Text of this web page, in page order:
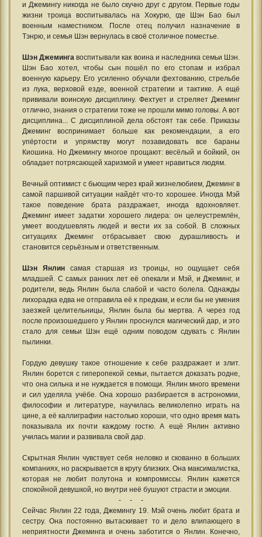
и Джемингу никогда не было скучно друг с другом. Первые годы
жизни троица воспитывалась на Хокурю, где Шэн Бао был
военным наместником. После отец получил назначение в
Тэнрю, и семья Шэн вернулась в своё столичное поместье.
Шэн Джеминга воспитывали как воина и наследника семьи Шэн.
Шэн Бао хотел, чтобы сын пошёл по его стопам и избрал
военную карьеру. Его усиленно обучали фехтованию, стрельбе
из лука, верховой езде, военной стратегии и тактике. А ещё
прививали воинскую дисциплину. Фехтует и стреляет Джеминг
отлично, знания о стратегии тоже не прошли мимо головы. А вот
дисциплина... С дисциплиной дела обстоят так себе. Приказы
Джеминг воспринимает больше как рекомендации, а его
упёртости и упрямству могут позавидовать все бараны
Киошина. Но Джемингу многое прощают: весёлый и бойкий, он
обладает потрясающей харизмой и умеет нравиться людям.
Вечный оптимист с бьющим через край жизнелюбием, Джеминг в
самой паршивой ситуации найдёт что-то хорошее. Иногда Мэй
такое поведение брата раздражает, иногда вдохновляет.
Джеминг имеет задатки хорошего лидера: он целеустремлён,
умеет воодушевлять людей и вести их за собой. В сложных
ситуациях Джеминг отбрасывает свою дурашливость и
становится серьёзным и ответственным.
Шэн Янлинсамая старшая из троицы, но ощущает себя
младшей. С самых ранних лет её опекали и Мэй, и Джеминг, и
родители, ведь Янлин была слабой и часто болела. Однажды
лихорадка едва не отправила её к предкам, и если бы не умения
заезжей целительницы, Янлин была бы мертва. А через год
после произошедшего у Янлин проснулся магический дар, и это
стало для семьи Шэн ещё одним поводом сдувать с Янлин
пылинки.
Гордую девушку такое отношение к себе раздражает и злит.
Янлин борется с гиперопекой семьи, пытается доказать родне,
что она сильна и не нуждается в помощи. Янлин много времени
и сил уделяла учёбе. Она хорошо разбирается в астрономии,
философии и литературе, научилась великолепно играть на
цине, а её каллиграфии настолько хороши, что одно время мать
показывала их почти каждому гостю. А ещё Янлин активно
училась магии и развивала свой дар.
Скрытная Янлин чувствует себя неловко и скованно в больших
компаниях, но раскрывается в кругу близких. Она максималистка,
которая не любит полутона и компромиссы. Янлин кажется
спокойной девушкой, но внутри неё бушуют страсти и эмоции.
- - -
Сейчас Янлин 22 года, Джемингу 19. Мэй очень любит брата и
сестру. Она постоянно вытаскивает то и дело влипающего в
неприятности Джеминга и очень заботится о Янлин. Конечно,